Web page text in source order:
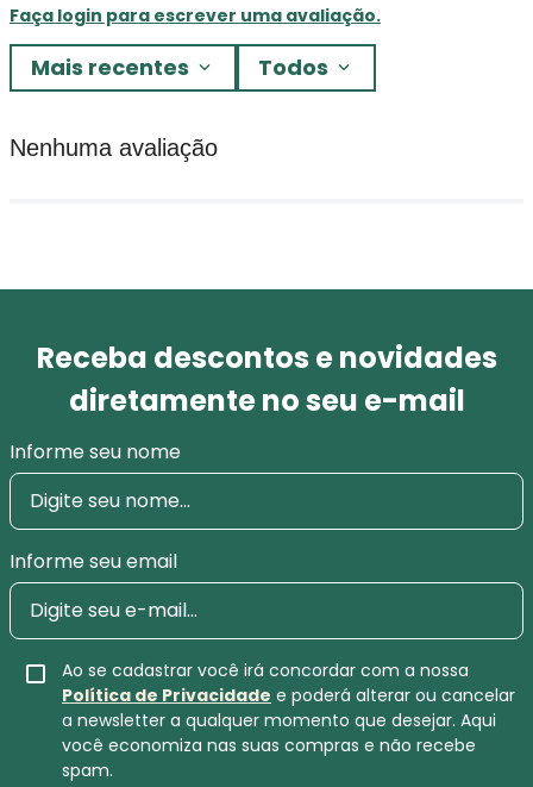
Faça login para escrever uma avaliação.
Mais recentes Todos
Nenhuma avaliação
Receba descontos e novidades
diretamente no seu e-mail
Informe seu nome
Informe seu email
Ao se cadastrar você irá concordar com a nossa
Política de Privacidade e poderá alterar ou cancelar
a newsletter a qualquer momento que desejar. Aqui
você economiza nas suas compras e não recebe
spam.